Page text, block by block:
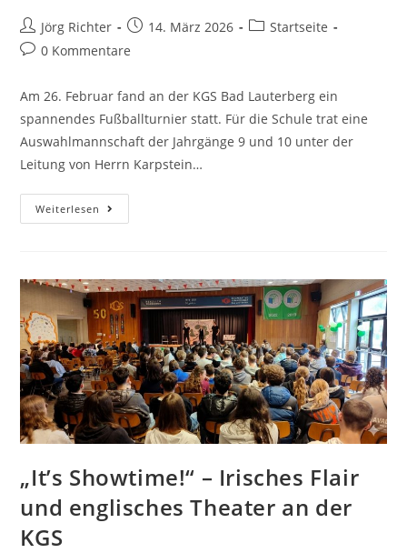
Jörg Richter 14. März 2026
Startseite
0 Kommentare
Am 26. Februar fand an der KGS Bad Lauterberg ein
spannendes Fußballturnier statt. Für die Schule trat eine
Auswahlmannschaft der Jahrgänge 9 und 10 unter der
Leitung von Herrn Karpstein…
Weiterlesen
„It’s Showtime!“ – Irisches Flair
und englisches Theater an der
KGS